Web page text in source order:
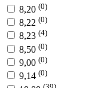
8,20 (0)
8,22 (0)
8,23 (4)
8,50 (0)
9,00 (0)
9,14 (0)
(39)